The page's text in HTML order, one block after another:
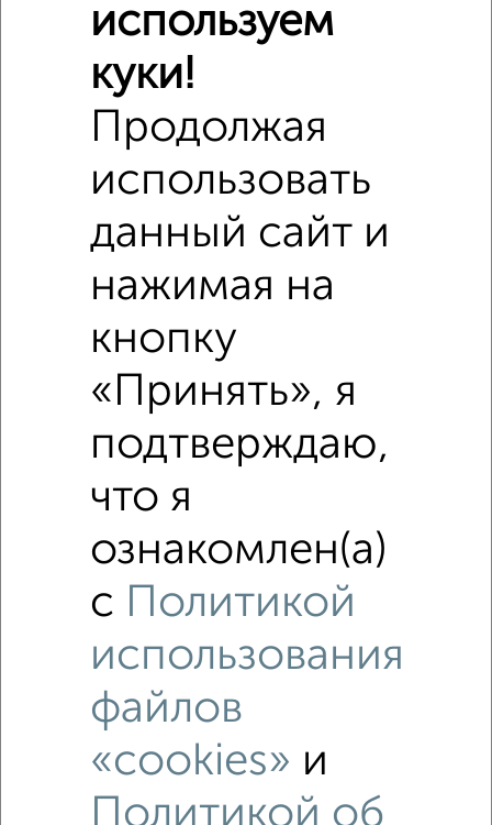
Сравнение средних цен
3‑комнатные квартиры с похожей площадью ±10%
Это предложение
Похожие предложения рядом
3‑комнатные квартиры недалеко от Научный городок 18
используем
куки!
Продолжая
использовать
данный сайт и
нажимая на
кнопку
«Принять», я
подтверждаю,
что я
ознакомлен(а)
с Политикой
использования
файлов
«cookies» и
Политикой об